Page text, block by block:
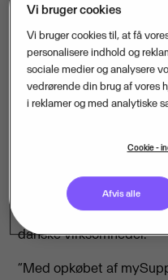
starten af det nye år
opkøbsstrategi i
tilføjer Visma en af
løsninger til elektronisk
til familien. mySupply
digitale infrastruktur for
dokumenthåndtering,
danske virksomheder.
“Med opkøbet af
Vi bruger cookies
Vi bruger cookies til, at få
personalisere indhold og
sociale medier og analysere
vedrørende din brug af vores
i reklamer og med analytiske
Cookie -
Afvis alle